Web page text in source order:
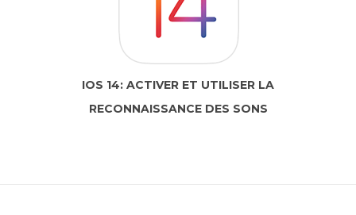
IOS 14: ACTIVER ET UTILISER LA
RECONNAISSANCE DES SONS